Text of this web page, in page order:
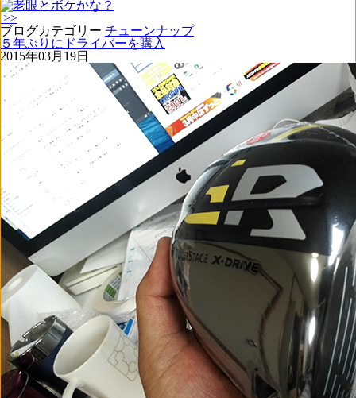
>>
ブログカテゴリー チューンナップ
５年ぶりにドライバーを購入
2015年03月19日